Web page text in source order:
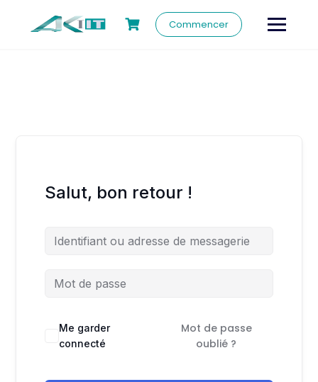
Commencer
Salut, bon retour !
Me garder
connecté
Mot de passe
oublié ?